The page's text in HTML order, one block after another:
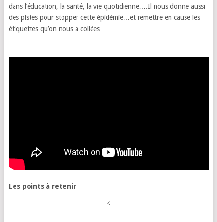
dans l’éducation, la santé, la vie quotidienne….Il nous donne aussi
des pistes pour stopper cette épidémie…et remettre en cause les
étiquettes qu’on nous a collées…
Les points à retenir
<